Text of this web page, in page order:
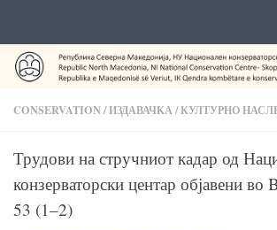
CONSERVATION /ИЗДАВАЧКА/КУЛТУРНО
Трудови на стручниот кадар од
конзерваторски центар објавени
53 (1–2)